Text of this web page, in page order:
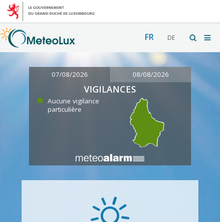
FR DE
07/08/2026 08/08/2026
VIGILANCES
Aucune vigilance
particulière